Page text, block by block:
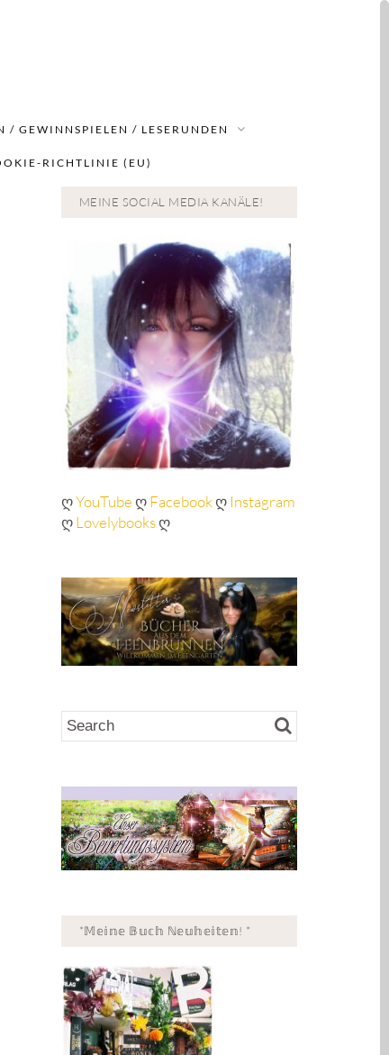
/ GEWINNSPIELEN / LESERUNDEN
RICHTLINIE (EU)
MEINE SOCIAL MEDIA KANÄLE!
ღYouTubeღFacebookღ Instagram
ღLovelybooksღ
*𝕄𝕖𝕚𝕟𝕖 𝔹𝕦𝕔𝕙 ℕ𝕖𝕦𝕙𝕖𝕚𝕥𝕖𝕟! *